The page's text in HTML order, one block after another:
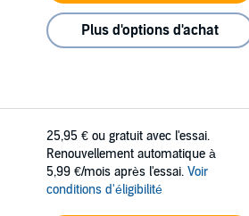
Plus d'options d'achat
25,95 € ou gratuit avec l'essai.
Renouvellement automatique à
5,99 €/mois après l'essai. Voir
conditions d'éligibilité